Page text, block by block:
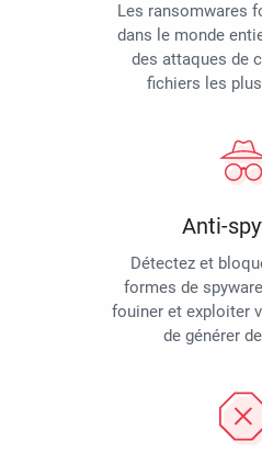
Les ransomwares
dans le monde
des attaques de
fichiers les
Anti-
Détectez et
formes de
fouiner et exploiter
de générer